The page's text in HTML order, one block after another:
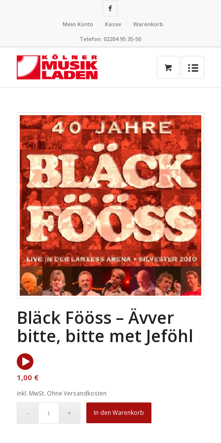
Mein Konto Kasse
Warenkorb
Telefon: 02204 95 35-50
Bläck Fööss – Ävver
bitte, bitte met Jeföhl
1,00 €
inkl. MwSt. Ohne Versandkosten
In den Warenkorb